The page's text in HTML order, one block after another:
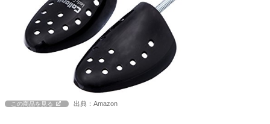
この商品を見る 出典：Amazon